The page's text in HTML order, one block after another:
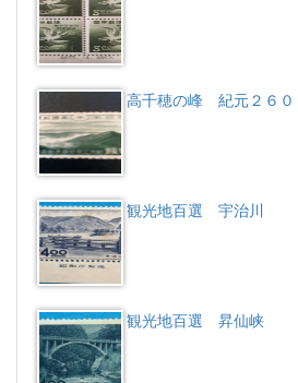
高千穂の峰 紀元２６０
観光地百選 宇治川
観光地百選 昇仙峡